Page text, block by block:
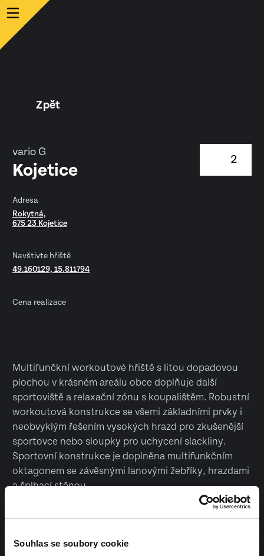
Souhlas se soubory cookie
Zpět
vario G
Kojetice
2
Adresa
Rokytná,
675 23 Kojetice
Navštivte hřiště
49.160129, 15.811794
Cena realizace
Multifunčkní workoutové hřiště s litou dopadovou
plochou v krásném areálu obce doplňuje další
sportoviště a relaxační zónu s koupalištěm. Robustní
workoutová konstrukce se všemi základními prvky i
neobvyklým řešením vysokých hrazd pro zkušenější
sportovce nebo sloupky pro uchycení slackliny.
Sportovní konstrukce je doplněna multifunkčním
oktagonem se závěsnými lanovými žebříky, hrazdami
a šplhací stěnou.